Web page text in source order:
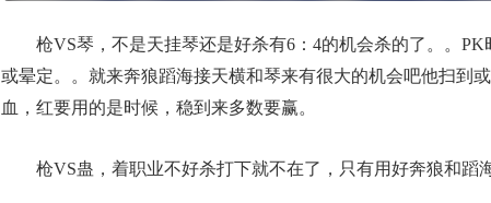
枪VS琴，不是天挂琴还是好杀有6：4的机会杀的了。。PK
或晕定。。就来奔狼蹈海接天横和琴来有很大的机会吧他扫到
血，红要用的是时候，稳到来多数要赢。
枪VS蛊，着职业不好杀打下就不在了，只有用好奔狼和蹈海